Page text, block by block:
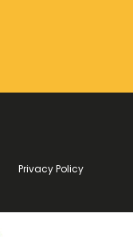
Privacy Policy